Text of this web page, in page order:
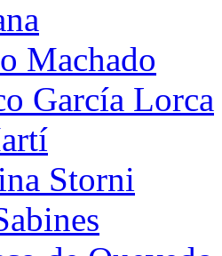
Machado
García Lorca
Storni